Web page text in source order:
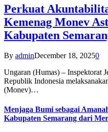
Perkuat
Kemenag Monev
Kabupaten
By adminDecember 18, 20250
Ungaran (Humas) – Inspektorat
Republik Indonesia
(Monev)…
Menjaga Bumi sebagai
Kabupaten Semarang dari